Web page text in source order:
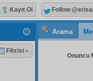
Arama
Onuncu
Fihrist
Kayıt Ol Follow